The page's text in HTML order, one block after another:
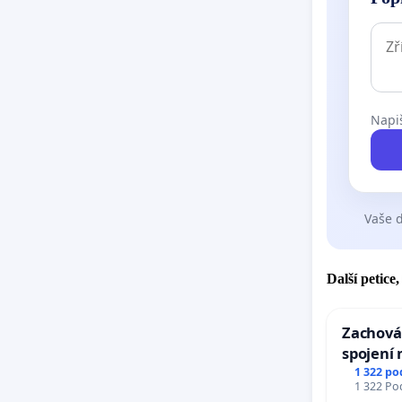
Vaše
Další
spojení
Mosty
1 322
1 322